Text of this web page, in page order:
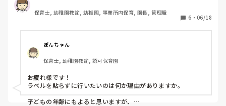
たいな考えじゃだめだと思います。
こういう時の対処法教えてもらえますか？
です。
保育士, 幼稚園教諭, 幼稚園, 事業所内保育, 園長, 管理職
6 ・ 06/18
ぽんちゃん
保育士, 幼稚園教諭, 認可保育園
お疲れ様です！
ラベルを貼らずに行いたいのは何か理由がありますか。
子どもの年齢にもよると思いますが、